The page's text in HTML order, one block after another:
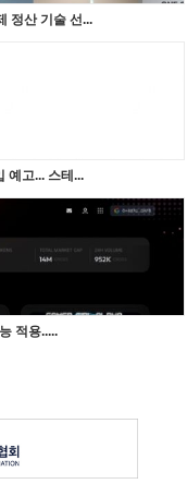
정산 기술 선...
예고... 스테...
적용.....